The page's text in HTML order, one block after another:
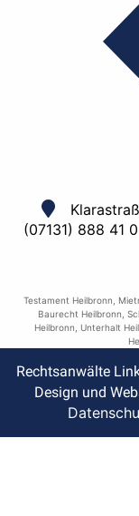
(07131) 888 41 0
Testament Heilbronn
Baurecht Heilbronn
Heilbronn
Unterhalt
Rechtsanwälte
Design und